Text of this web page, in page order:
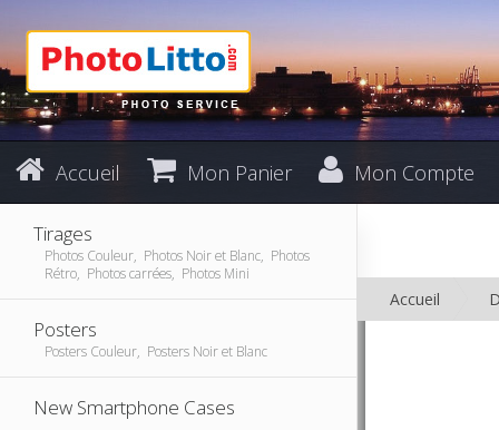
Accueil Mon Panier Mon Compte
Tirages
Photos Couleur, Photos Noir et Blanc, Photos
Rétro, Photos carrées, Photos Mini
Posters
Posters Couleur, Posters Noir et Blanc
New Smartphone Cases
Accueil